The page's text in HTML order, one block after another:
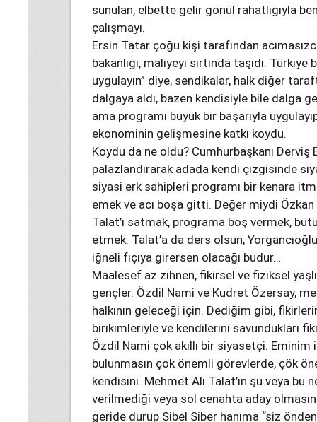
sunulan, elbette gelir gönül rahatlığıyla
çalışmayı.
Ersin Tatar çoğu kişi tarafından
bakanlığı, maliyeyi sırtında taşıdı.
uygulayın” diye, sendikalar, halk diğer
dalgaya aldı, bazen kendisiyle bile dalga
ama programı büyük bir başarıyla
ekonominin gelişmesine katkı koydu.
Koydu da ne oldu? Cumhurbaşkanı Derviş
palazlandırarak adada kendi çizgisinde
siyasi erk sahipleri programı bir kenara
emek ve acı boşa gitti. Değer miydi Özkan
Talat’ı satmak, programa boş vermek,
etmek. Talat’a da ders olsun,
iğneli fıçıya girersen olacağı budur…
Maalesef az zihnen, fikirsel ve fiziksel
gençler. Özdil Nami ve Kudret Özersay,
halkının geleceği için. Dediğim gibi,
birikimleriyle ve kendilerini savundukları
Özdil Nami çok akıllı bir siyasetçi.
bulunmasın çok önemli görevlerde, çök
kendisini. Mehmet Ali Talat’ın şu veya bu
verilmediği veya sol cenahta aday
geride durup Sibel Siber hanıma “siz